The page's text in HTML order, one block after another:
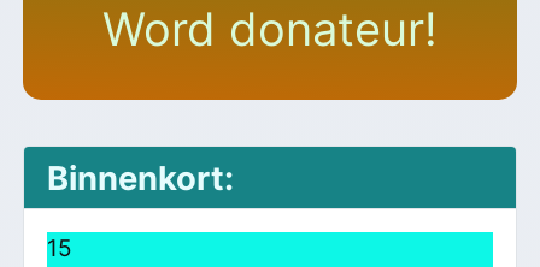
Word donateur!
Binnenkort:
15